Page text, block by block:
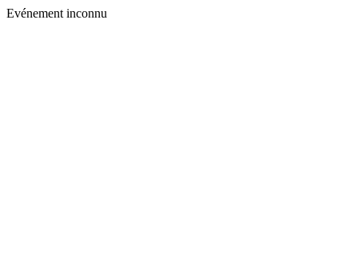
Evénement inconnu